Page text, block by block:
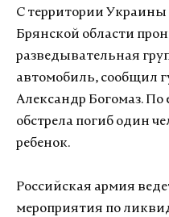
С территории Украины
Брянской области
разведывательная
автомобиль, сообщил
Александр Богомаз. По
обстрела погиб один
ребенок.
Российская армия
мероприятия по